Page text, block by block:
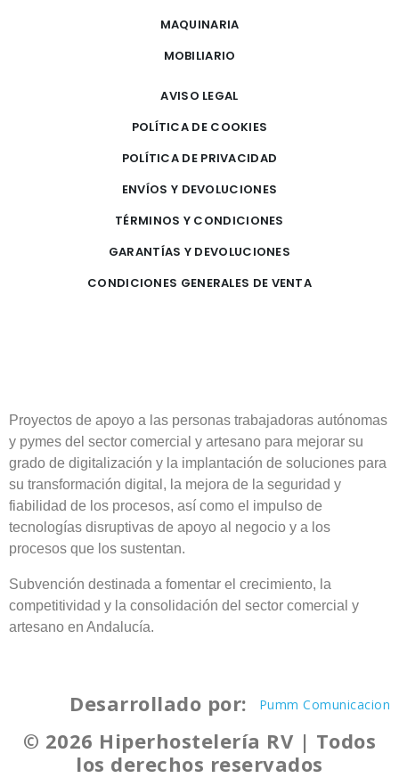
MAQUINARIA
MOBILIARIO
AVISO LEGAL
POLÍTICA DE COOKIES
POLÍTICA DE PRIVACIDAD
ENVÍOS Y DEVOLUCIONES
TÉRMINOS Y CONDICIONES
GARANTÍAS Y DEVOLUCIONES
CONDICIONES GENERALES DE VENTA
Proyectos de apoyo a las personas trabajadoras autónomas
y pymes del sector comercial y artesano para mejorar su
grado de digitalización y la implantación de soluciones para
su transformación digital, la mejora de la seguridad y
fiabilidad de los procesos, así como el impulso de
tecnologías disruptivas de apoyo al negocio y a los
procesos que los sustentan.
Subvención destinada a fomentar el crecimiento, la
competitividad y la consolidación del sector comercial y
artesano en Andalucía.
Desarrollado por: Pumm Comunicacion
© 2026 Hiperhostelería RV | Todos
los derechos reservados